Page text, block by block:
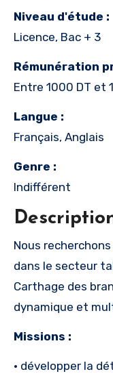
Niveau d'étude :
Licence, Bac + 3
Rémunération
Entre 1000 DT et
Langue :
Français, Anglais
Genre :
Indifférent
Nous recherchons pour notre client, spécialisé
dans le secteur
Carthage des
dynamique et
Missions :
• développer la